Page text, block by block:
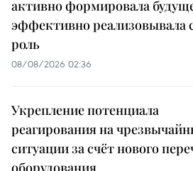
активно формировала
эффективно реализовывала
роль
08/08/2026 02:36
Укрепление потенциала
реагирования на
ситуации за счёт нового
оборудования